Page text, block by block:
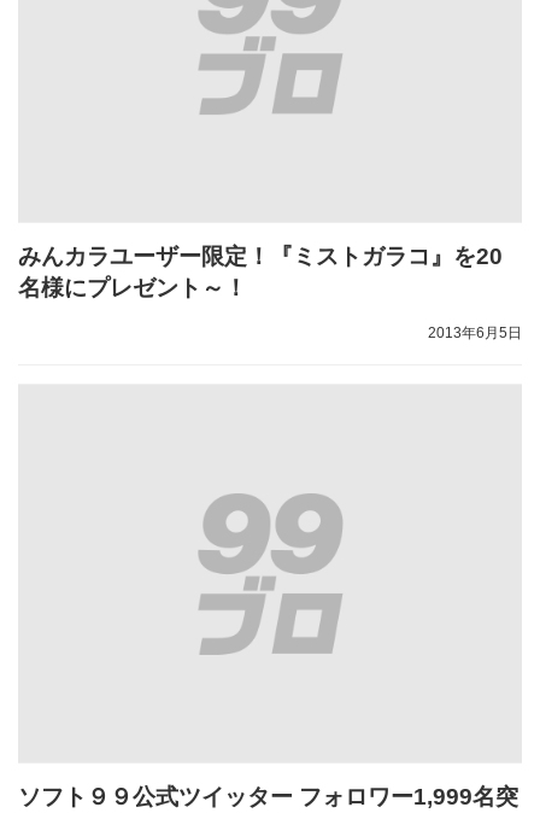
みんカラユーザー限定！『ミストガラコ』を20
名様にプレゼント～！
2013年6月5日
ソフト９９公式ツイッター フォロワー1,999名突